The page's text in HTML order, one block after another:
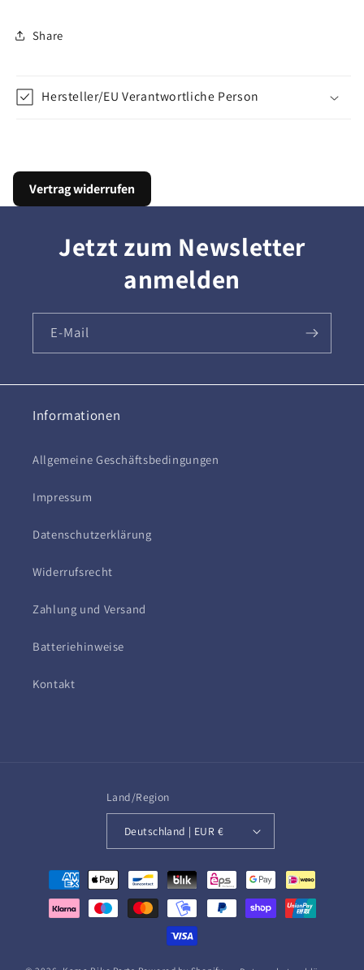
Share
Hersteller/EU Verantwortliche Person
Vertrag widerrufen
Jetzt zum Newsletter
anmelden
E-Mail
Informationen
Allgemeine Geschäftsbedingungen
Impressum
Datenschutzerklärung
Widerrufsrecht
Zahlung und Versand
Batteriehinweise
Kontakt
Land/Region
Deutschland | EUR €
Zahlungsmethoden